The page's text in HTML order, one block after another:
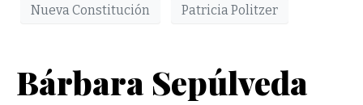
Nueva Constitución Patricia Politzer
Bárbara Sepúlveda